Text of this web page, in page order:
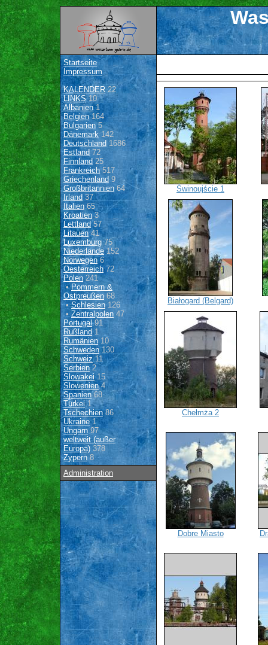
Startseite
Impressum
KALENDER22
LINKS10
Albanien1
Belgien164
Bulgarien 5
Dänemark142
Deutschland 1686
Estland 72
Finnland 25
Frankreich517
Griechenland9
Großbritannien64
Irland 37
Italien65
Kroatien3
Lettland57
Litauen41
Luxemburg 75
Niederlande152
Norwegen6
Oesterreich72
Polen 241
•Pommern &
Ostpreußen 68
•Schlesien 126
• Zentralpolen 47
Portugal91
Rußland1
Rumänien 10
Schweden130
Schweiz11
Serbien2
Slowakei15
Slowenien4
Spanien68
Türkei1
Tschechien86
Ukraine1
Ungarn 97
weltweit (außer
Europa) 378
Zypern 8
Administration
Świnoujście 1
Białogard (Belgard)
Chełmża 2
Dobre Miasto